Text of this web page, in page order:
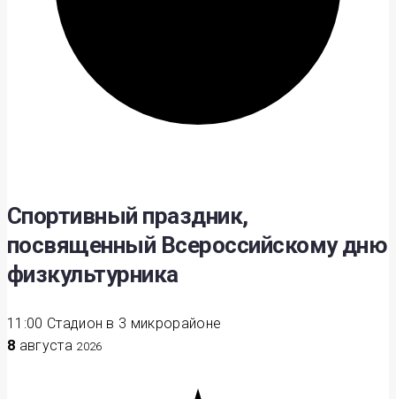
Спортивный праздник,
посвященный Всероссийскому дню
физкультурника
11:00 Стадион в 3 микрорайоне
8 августа 2026